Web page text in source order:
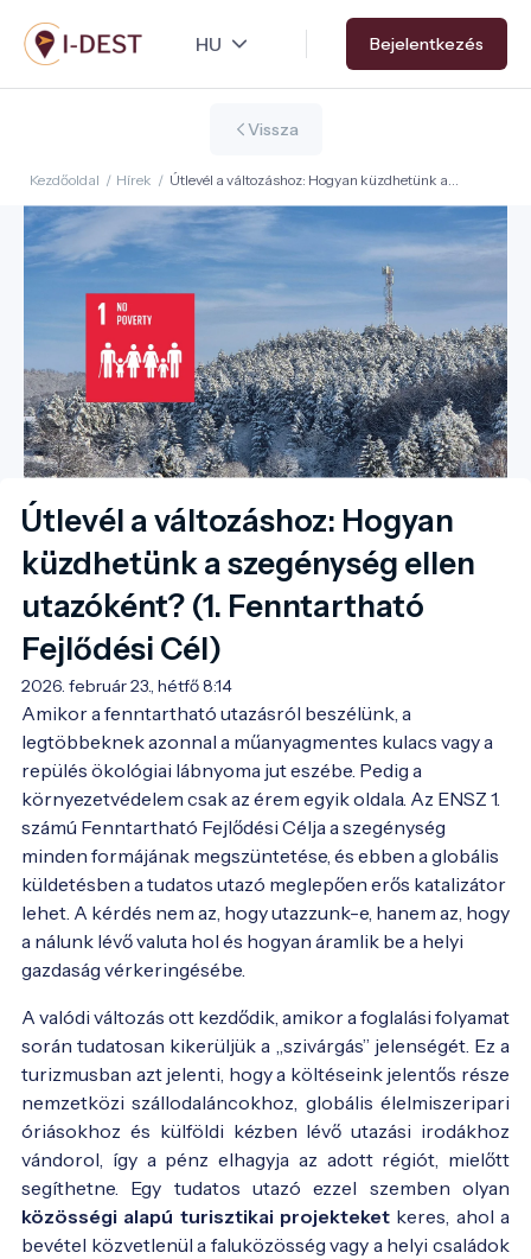
Ugrás
a
tartalomra
Bejelentkezés
Vissza
Kezdőoldal / Hírek / Útlevél a változáshoz: Hogyan küzdhetünk a
szegénység ellen utazóként? (1. Fenntartható
Fejlődési Cél)
Útlevél a változáshoz: Hogyan
küzdhetünk a szegénység ellen
utazóként? (1. Fenntartható
Fejlődési Cél)
2026. február 23., hétfő 8:14
Amikor a fenntartható utazásról beszélünk, a
legtöbbeknek azonnal a műanyagmentes kulacs vagy a
repülés ökológiai lábnyoma jut eszébe. Pedig a
környezetvédelem csak az érem egyik oldala. Az ENSZ 1.
számú Fenntartható Fejlődési Célja a szegénység
minden formájának megszüntetése, és ebben a globális
küldetésben a tudatos utazó meglepően erős katalizátor
lehet. A kérdés nem az, hogy utazzunk-e, hanem az, hogy
a nálunk lévő valuta hol és hogyan áramlik be a helyi
gazdaság vérkeringésébe.
A valódi változás ott kezdődik, amikor a foglalási folyamat
során tudatosan kikerüljük a „szivárgás” jelenségét. Ez a
turizmusban azt jelenti, hogy a költéseink jelentős része
nemzetközi szállodaláncokhoz, globális élelmiszeripari
óriásokhoz és külföldi kézben lévő utazási irodákhoz
vándorol, így a pénz elhagyja az adott régiót, mielőtt
segíthetne. Egy tudatos utazó ezzel szemben olyan
közösségi alapú turisztikai projekteket keres, ahol a
bevétel közvetlenül a faluközösség vagy a helyi családok